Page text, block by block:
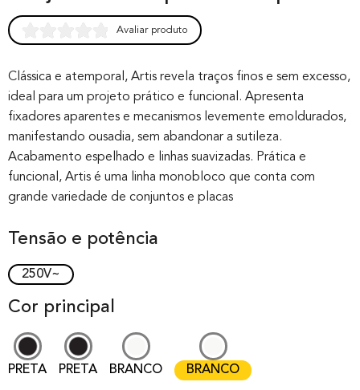
out of 0
based on
customer
rating
Avaliar produto
Clássica e atemporal, Artis revela traços finos e sem excesso,
ideal para um projeto prático e funcional. Apresenta
fixadores aparentes e mecanismos levemente emoldurados,
manifestando ousadia, sem abandonar a sutileza.
Acabamento espelhado e linhas suavizadas. Prática e
funcional, Artis é uma linha monobloco que conta com
grande variedade de conjuntos e placas
Tensão e potência
250V~
Cor principal
PRETA PRETA BRANCO BRANCO